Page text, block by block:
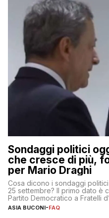
Sondaggi politici
che cresce di più,
per Mario Draghi
Cosa dicono i sondaggi
25 settembre? Il primo dato è
Partito Democratico a Fratelli
sembrano accumulare
primo partito con il 24%
ASIA BUCONI-FAQ